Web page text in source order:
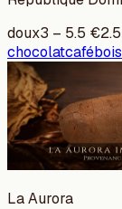
doux3 – 5.5 €2.5
chocolatcafébois
La Aurora